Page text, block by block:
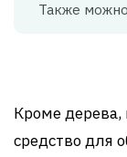
Также можно
Кроме дерева,
средство для